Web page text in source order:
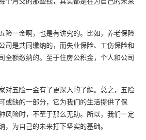
险一金啊，也是有讲究的。比如，养老保险
司是共同缴纳的，而失业保险、工伤保险和
全额缴纳的。至于住房公积金，个人和公司
对五险一金有了更深入的了解。总之，五险
或缺的一部分，它为我们的生活提供了保
风险时，不至于那么无助。所以，我们一定
，为自己的未来打下坚实的基础。